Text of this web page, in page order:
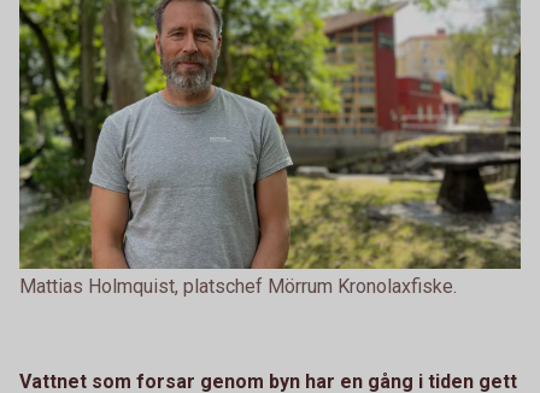
Mattias Holmquist, platschef Mörrum Kronolaxfiske.
Vattnet som forsar genom byn har en gång i tiden gett